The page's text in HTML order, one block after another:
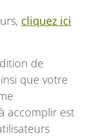
cliquez ici
de
que votre
accomplir est